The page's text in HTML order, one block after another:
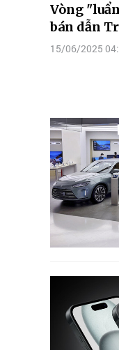
Vòng
bán dẫn
15/06/2025